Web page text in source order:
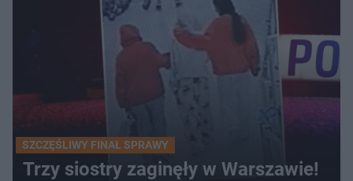
SZCZĘŚLIWY FINAŁ SPRAWY
Trzy siostry zaginęły w Warszawie!